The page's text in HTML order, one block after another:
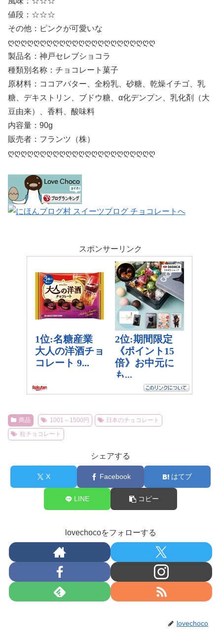
値段：☆☆☆
その他：ピンクが可愛いな
ღღღღღღღღღღღღღღღღღღღღღღღ
製品名：神戸セレブショコラ
種類別名称：チョコレート菓子
原材料：ココアバター、全粉乳、砂糖、乾燥イチゴ、乳
糖、デキストリン、ブドウ糖、α化デンプン、乳化剤（大
豆由来）、香料、酸味料
内容量：90g
販売者：フランツ（株）
ღღღღღღღღღღღღღღღღღღღღღღღ
スポンサーリンク
商品 1001～1500円
日本のチョコレート
粒チョコレート
シェアする
X Facebook はてブ
LINE コピー
lovechocoをフォローする
lovechoco